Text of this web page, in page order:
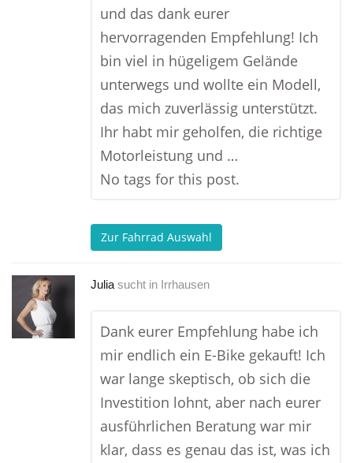
und das dank eurer
hervorragenden Empfehlung! Ich
bin viel in hügeligem Gelände
unterwegs und wollte ein Modell,
das mich zuverlässig unterstützt.
Ihr habt mir geholfen, die richtige
Motorleistung und …
No tags for this post.
Zur Fahrrad Auswahl
Julia sucht in Irrhausen
Dank eurer Empfehlung habe ich
mir endlich ein E-Bike gekauft! Ich
war lange skeptisch, ob sich die
Investition lohnt, aber nach eurer
ausführlichen Beratung war mir
klar, dass es genau das ist, was ich